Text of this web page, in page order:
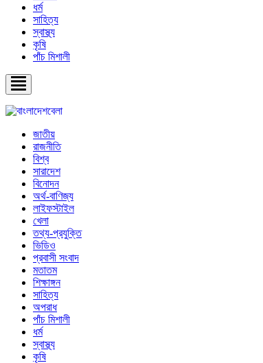
ধর্ম
সাহিত্য
স্বাস্থ্য
কৃষি
পাঁচ মিশালী
জাতীয়
রাজনীতি
বিশ্ব
সারাদেশ
বিনোদন
অর্থ-বাণিজ্য
লাইফস্টাইল
খেলা
তথ্য-প্রযুক্তি
ভিডিও
প্রবাসী সংবাদ
মতাতম
শিক্ষাঙ্গন
সাহিত্য
অপরাধ
পাঁচ মিশালী
ধর্ম
স্বাস্থ্য
কৃষি